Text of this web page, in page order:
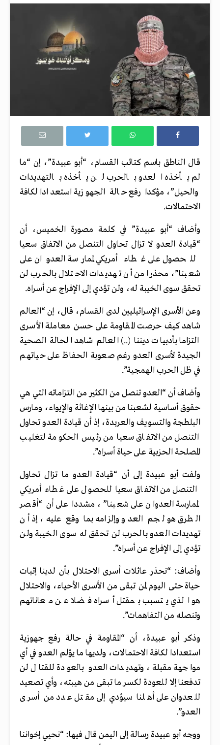
قال الناطق باسم كتائب القسام، “أبو عبيدة”، إن “ما
لم يأخذه العدو بالحرب لن يأخذه بالتهديدات
والحيل”، مؤكدا رفع حالة الجهوزية استعدادا لكافة
الاحتمالات.
وأضاف “أبو عبيدة” في كلمة مصورة الخميس، أن
“قيادة العدو لا تزال تحاول التنصل من الاتفاق سعيا
للحصول على غطاء أمريكي لممارسة العدوان على
شعبنا”، محذرا من أن تهديدات الاحتلال بالحرب لن
تحقق سوى الخيبة له، ولن تؤدي إلى الإفراج عن أسراه.
وعن الأسرى الإسرائيليين لدى القسام، قال، إن “العالم
شاهد كيف حرصت المقاومة على حسن معاملة الأسرى
التزاما بأدبيات ديننا (..) العالم شاهد الحالة الصحية
الجيدة لأسرى العدو رغم صعوبة الحفاظ على حياتهم
في ظل الحرب الهمجية”.
وأضاف أن “العدو تنصل من الكثير من التزاماته التي هي
حقوق أساسية لشعبنا من بينها الإغاثة والإيواء، ومارس
البلطجة والتسويف والعربدة، إذ أن قيادة العدو تحاول
التنصل من الاتفاق سعيا من رئيس الحكومة لتغليب
المصلحة الحزبية على حياة أسراه”.
ولفت أبو عبيدة إلى أن “قيادة العدو ما تزال تحاول
التنصل من الاتفاق سعيا للحصول على غطاء أمريكي
لممارسة العدوان على شعبنا”، مشددا على أن “أقصر
الطرق هو لجم العدو وإلزامه بما وقع عليه، إذ أن
تهديدات العدو بالحرب لن تحقق له سوى الخيبة ولن
تؤدي إلى الإفراج عن أسراه”.
وأضاف: “نحذر عائلات أسرى الاحتلال بأن لدينا إثبات
حياة حتى اليوم لمن تبقى من الأسرى الأحياء، والاحتلال
هو الذي يتسبب بمقتل أسراه فضلا عن معاناتهم
وتنصله من التفاهمات”.
وذكر أبو عبيدة، أن “المقاومة في حالة رفع جهوزية
استعدادا لكافة الاحتمالات، ولديها ما يؤلم العدو في أي
مواجهة مقبلة، وتهديدات العدو بالعودة للقتال لن
تدفعنا إلا للعودة لكسر ما تبقى من هيبته، وأي تصعيد
للعدوان على أهلنا سيؤدي إلى مقتل عدد من أسرى
العدو”.
ووجه أبو عبيدة رسالة إلى اليمن قال فيها: “نحيي إخواننا